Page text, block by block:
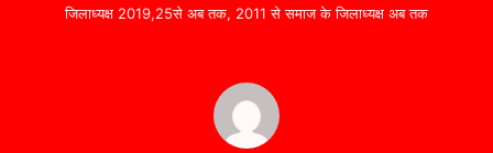
जिलाध्यक्ष 2019,25से अब तक, 2011 से समाज के जिलाध्यक्ष अब तक